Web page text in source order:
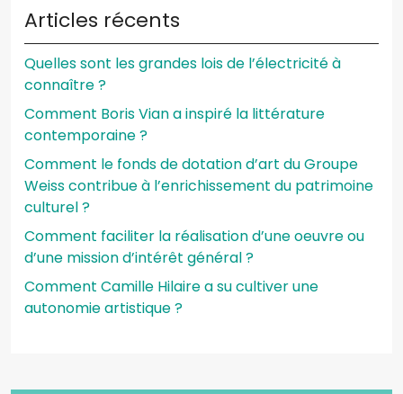
Articles récents
Quelles sont les grandes lois de l’électricité à
connaître ?
Comment Boris Vian a inspiré la littérature
contemporaine ?
Comment le fonds de dotation d’art du Groupe
Weiss contribue à l’enrichissement du patrimoine
culturel ?
Comment faciliter la réalisation d’une oeuvre ou
d’une mission d’intérêt général ?
Comment Camille Hilaire a su cultiver une
autonomie artistique ?